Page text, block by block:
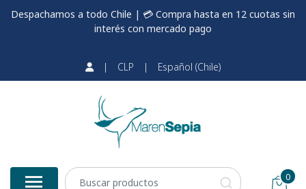
Despachamos a todo Chile | 💳 Compra hasta en 12 cuotas sin
interés con mercado pago
| CLP | Español (Chile)
0